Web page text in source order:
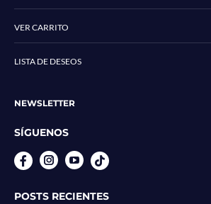
VER CARRITO
LISTA DE DESEOS
NEWSLETTER
SÍGUENOS
InstagramYouTube
POSTS RECIENTES